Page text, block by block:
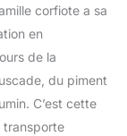
corfiote a sa
en
de la
du piment
C’est cette
transporte